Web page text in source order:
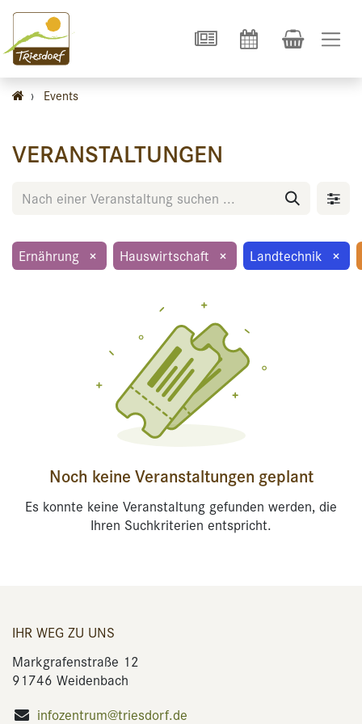
› Events
VERANSTALTUNGEN
Ernährung × Hauswirtschaft × Landtechnik ×
Noch keine Veranstaltungen geplant
Es konnte keine Veranstaltung gefunden werden, die
Ihren Suchkriterien entspricht.
IHR WEG ZU UNS
Markgrafenstraße 12
91746 Weidenbach
infozentrum@triesdorf.de